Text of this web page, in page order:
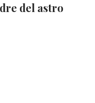
del astro